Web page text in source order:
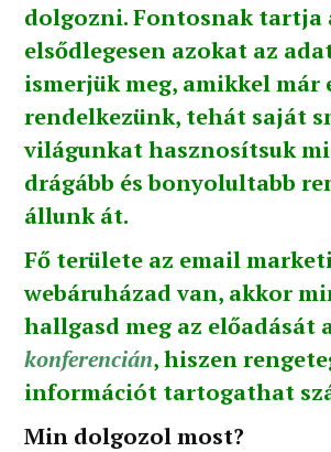
dolgozni. Fontosnak tartja
elsődlegesen azokat az
ismerjük meg, amikkel már
rendelkezünk, tehát saját
világunkat hasznosítsuk
drágább és bonyolultabb
állunk át.
Fő területe az email
webáruházad van, akkor
hallgasd meg az előadását
konferencián, hiszen
információt tartogathat
Min dolgozol most?